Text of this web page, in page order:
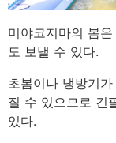
미야코지마의 봄
도 보낼 수 있다.
초봄이나 냉방기
질 수 있으므로 긴
있다.